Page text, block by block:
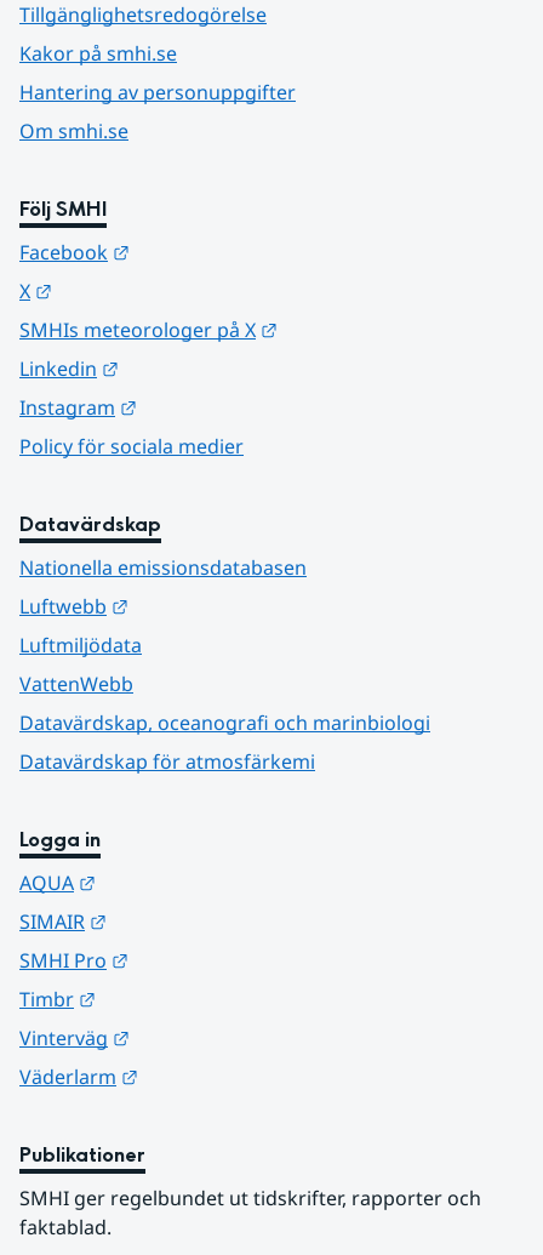
Tillgänglighetsredogörelse
Kakor på smhi.se
Hantering av personuppgifter
Om smhi.se
Följ SMHI
Facebook
X
SMHIs meteorologer på X
Linkedin
Instagram
Policy för sociala medier
Datavärdskap
Nationella emissionsdatabasen
Luftwebb
Luftmiljödata
VattenWebb
Datavärdskap, oceanografi och marinbiologi
Datavärdskap för atmosfärkemi
Logga in
AQUA
SIMAIR
SMHI Pro
Timbr
Vinterväg
Väderlarm
Publikationer
SMHI ger regelbundet ut tidskrifter, rapporter och
faktablad.